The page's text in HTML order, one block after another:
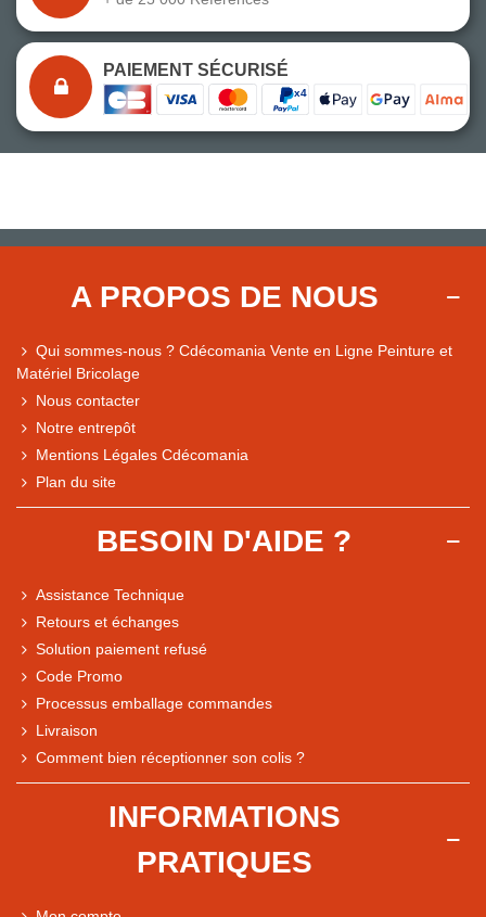
Comparaison des performances du magasin
PAIEMENT SÉCURISÉ
A PROPOS DE NOUS
Qui sommes-nous ? Cdécomania Vente en Ligne Peinture et
Matériel Bricolage
Nous contacter
Notre entrepôt
Mentions Légales Cdécomania
Plan du site
BESOIN D'AIDE ?
Assistance Technique
Retours et échanges
Solution paiement refusé
Code Promo
Processus emballage commandes
Livraison
Comment bien réceptionner son colis ?
INFORMATIONS
PRATIQUES